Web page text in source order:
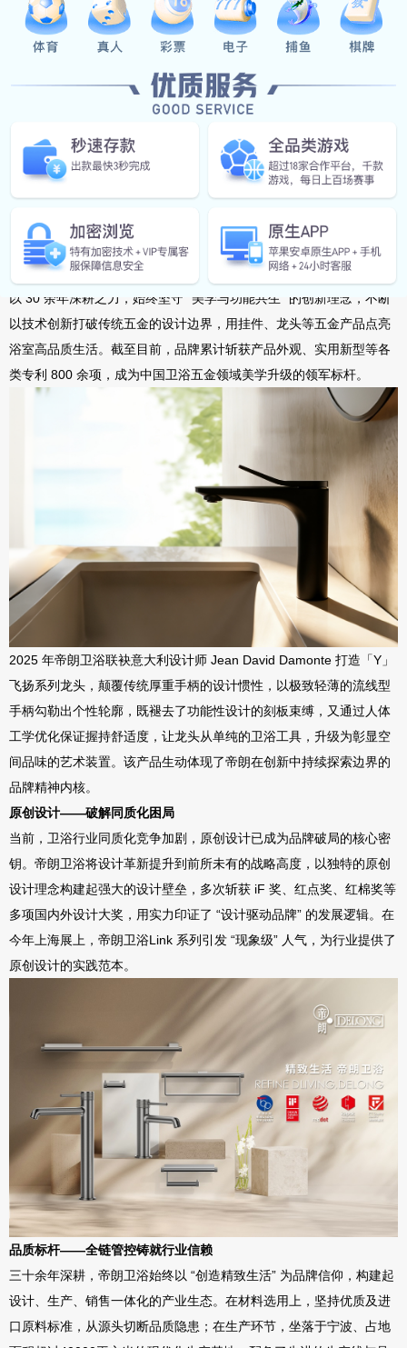
创新引领——打破传统五金“功能至上 ”局限
在卫浴五金行业长期被 “
思维主导的市场环境中，帝朗卫浴
以 30 余年深耕之力，始终坚守 美学与功能共生 的创新理念， 不断
以技术创新打破传统五金的设计边界 ，用挂件、龙头等五金产品点亮
浴室高品质生活。截至目前，品牌累计斩获产品外观、实用新型等各
类专利 800 余项，成为中国卫浴五金领域美学升级的领军标杆。
2025 年帝朗卫浴联袂意大利设计师 Jean David Damonte 打造「Y 」
飞扬系列龙头 ， 颠覆传统厚重手柄的设计惯性，以极致轻薄的流线型
手柄勾勒出个性轮廓，既褪去了功能性设计的刻板束缚，又通过人体
工学优化保证握持舒适度，让龙头从单纯的卫浴工具，升级为彰显空
间品味的艺术装置。该产品生动体现了帝朗在创新中持续探索边界的
品牌精神内核。
原创设计——破解同质化困局
当前 ， 卫浴行业同质化竞争加剧，原创设计已成为品牌破局的核心密
钥。帝朗卫浴将设计革新提升到前所未有的战略高度，以独特的原创
设计理念构建起强大的设计壁垒 ，多次斩获 iF 奖、红点奖、红棉奖等
多项国内外设计大奖，用实力印证了 “设计驱动品牌” 的发展逻辑。在
今年上海展上，帝朗卫浴Link 系列引发 “现象级” 人气，为行业提供了
原创设计的实践范本。
品质标杆——全链管控铸就行业信赖
三十余年深耕，帝朗卫浴始终以 “创造精致生活” 为品牌信仰，构建起
设计、生产、销售一体化的产业生态。在材料选用上，坚持优质及进
口原料标准，从源头切断品质隐患；在生产环节，坐落于宁波、占地